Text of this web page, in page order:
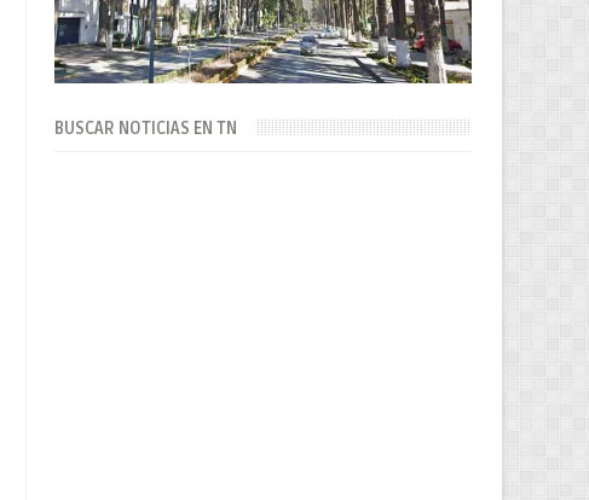
BUSCAR NOTICIAS EN TN